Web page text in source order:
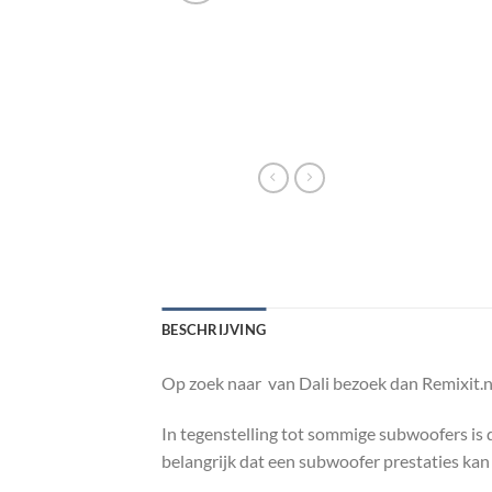
BESCHRIJVING
Op zoek naar van Dali bezoek dan
In tegenstelling tot sommige subwoofers is
belangrijk dat een subwoofer prestaties